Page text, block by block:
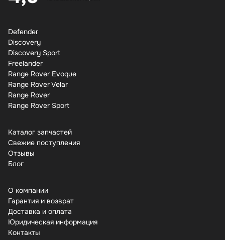
Defender
Discovery
Discovery Sport
Freelander
Range Rover Evoque
Range Rover Velar
Range Rover
Range Rover Sport
Каталог запчастей
Свежие поступления
Отзывы
Бло
О компании
Гарантия и возврат
Доставка и оплата
Юридическая информация
Контакты